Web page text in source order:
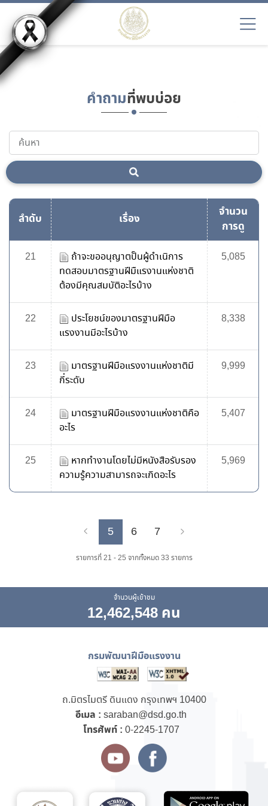
EN9
คำถามที่พบบ่อย
ลำดับ เรื่อง
จำนวน
การดู
21
ถ้าจะขออนุญาตป็นผู้ดำเนิการ
ทดสอบมาตรฐานฝีมืแรงานแห่งชาติ
ต้องมีคุณสมบัติอะไรบ้าง
5,085
22
ประโยชน์ของมาตรฐานฝีมือ
แรงงานมีอะไรบ้าง
8,338
23
มาตรฐานฝีมือแรงงานแห่งชาติมี
กี่ระดับ
9,999
24
มาตรฐานฝีมือแรงงานแห่งชาติคือ
อะไร
5,407
25
หากทำงานโดยไม่มีหนังสือรับรอง
ความรู้ความสามารถจะเกิดอะไร
5,969
Previous
5 6 7
รายการที่ 21 - 25 จากทั้งหมด 33 รายการ
จำนวนผู้เข้าชม
12,462,548 คน
กรมพัฒนาฝีมือแรงงาน
ถ.มิตรไมตรี ดินแดง กรุงเทพฯ 10400
อีเมล : saraban@dsd.go.th
โทรศัพท์ : 0-2245-1707